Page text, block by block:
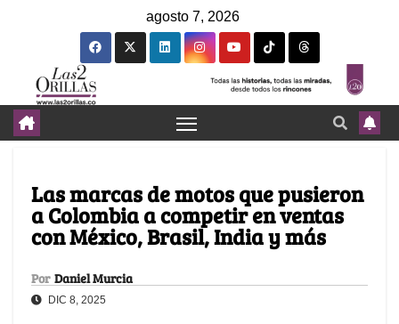
agosto 7, 2026
Las marcas de motos que pusieron
a Colombia a competir en ventas
con México, Brasil, India y más
Por Daniel Murcia
DIC 8, 2025